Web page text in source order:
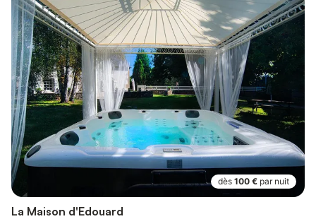
dès 100 € par nuit
La Maison d'Edouard